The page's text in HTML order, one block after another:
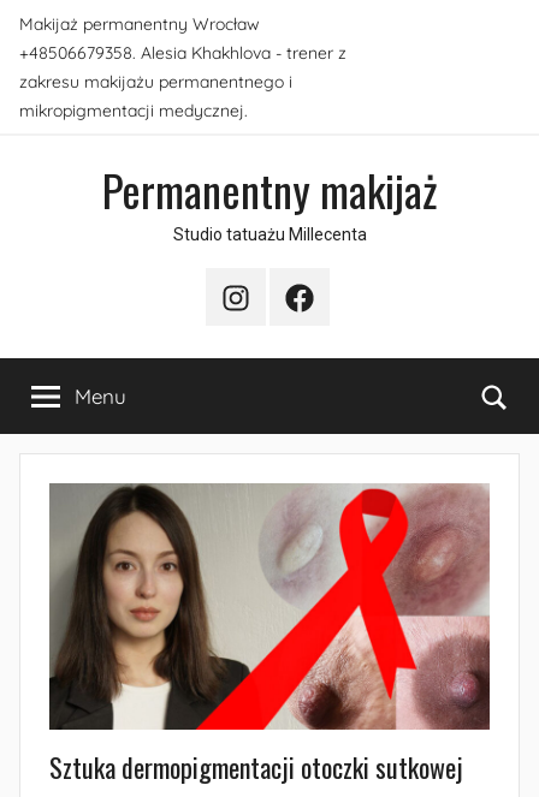
Przejdź
do
treści
Makijaż permanentny Wrocław
+48506679358. Alesia Khakhlova - trener z
zakresu makijażu permanentnego i
mikropigmentacji medycznej.
Permanentny makijaż
Studio tatuażu Millecenta
InstagramFacebook
Menu
Sztuka dermopigmentacji otoczki sutkowej